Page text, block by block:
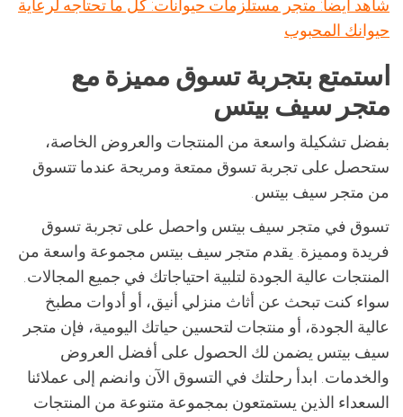
شاهد أيضا: متجر مستلزمات حيوانات: كل ما تحتاجه لرعاية
حيوانك المحبوب
استمتع بتجربة تسوق مميزة مع
متجر سيف بيتس
بفضل تشكيلة واسعة من المنتجات والعروض الخاصة،
ستحصل على تجربة تسوق ممتعة ومريحة عندما تتسوق
من متجر سيف بيتس.
تسوق في متجر سيف بيتس واحصل على تجربة تسوق
فريدة ومميزة. يقدم متجر سيف بيتس مجموعة واسعة من
المنتجات عالية الجودة لتلبية احتياجاتك في جميع المجالات.
سواء كنت تبحث عن أثاث منزلي أنيق، أو أدوات مطبخ
عالية الجودة، أو منتجات لتحسين حياتك اليومية، فإن متجر
سيف بيتس يضمن لك الحصول على أفضل العروض
والخدمات. ابدأ رحلتك في التسوق الآن وانضم إلى عملائنا
السعداء الذين يستمتعون بمجموعة متنوعة من المنتجات